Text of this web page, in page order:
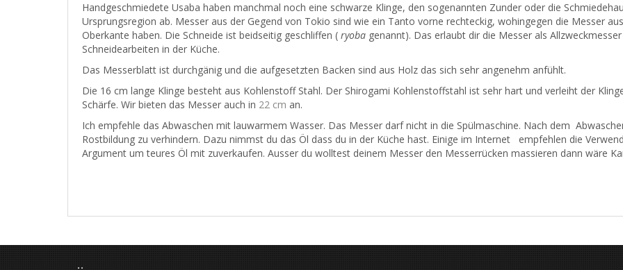
Handgeschmiedete Usaba haben manchmal noch eine schwarze Klinge, den sogenannten Zunder oder die
Ursprungsregion ab. Messer aus der Gegend von Tokio sind wie ein Tanto vorne rechteckig, wohingegen die Messer
Oberkante haben. Die Schneide ist beidseitig geschliffen ( ryoba genannt). Das erlaubt dir die Messer als
Schneidearbeiten in der Küche.
Das Messerblatt ist durchgänig und die aufgesetzten Backen sind aus Holz das sich sehr angenehm anfühlt.
Die 16 cm lange Klinge besteht aus Kohlenstoff Stahl. Der Shirogami Kohlenstoffstahl ist sehr hart und verleiht der
Schärfe. Wir bieten das Messer auch in 22 cm an.
Ich empfehle das Abwaschen mit lauwarmem Wasser. Das Messer darf nicht in die Spülmaschine. Nach dem
Rostbildung zu verhindern. Dazu nimmst du das Öl dass du in der Küche hast. Einige im Internet empfehlen die
Argument um teures Öl mit zuverkaufen. Ausser du wolltest deinem Messer den Messerrücken massieren dann wäre